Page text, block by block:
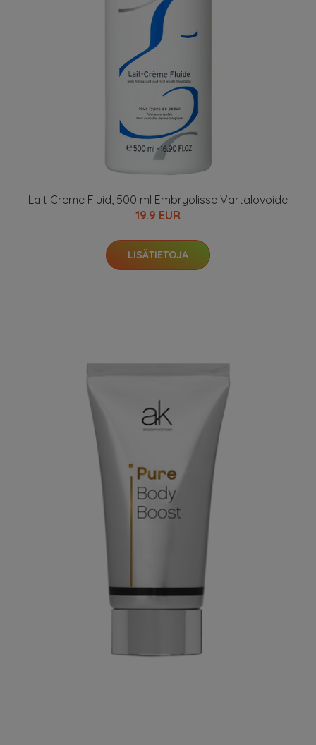
Lait Creme Fluid, 500 ml Embryolisse Vartalovoide
19.9 EUR
LISÄTIETOJA